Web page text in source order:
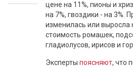
цене на 11%, пионы и
на 7%, гвоздики - на 3%.
изменилась или выросла
стоимость ромашек,
гладиолусов, ирисов и
Эксперты поясняют, что